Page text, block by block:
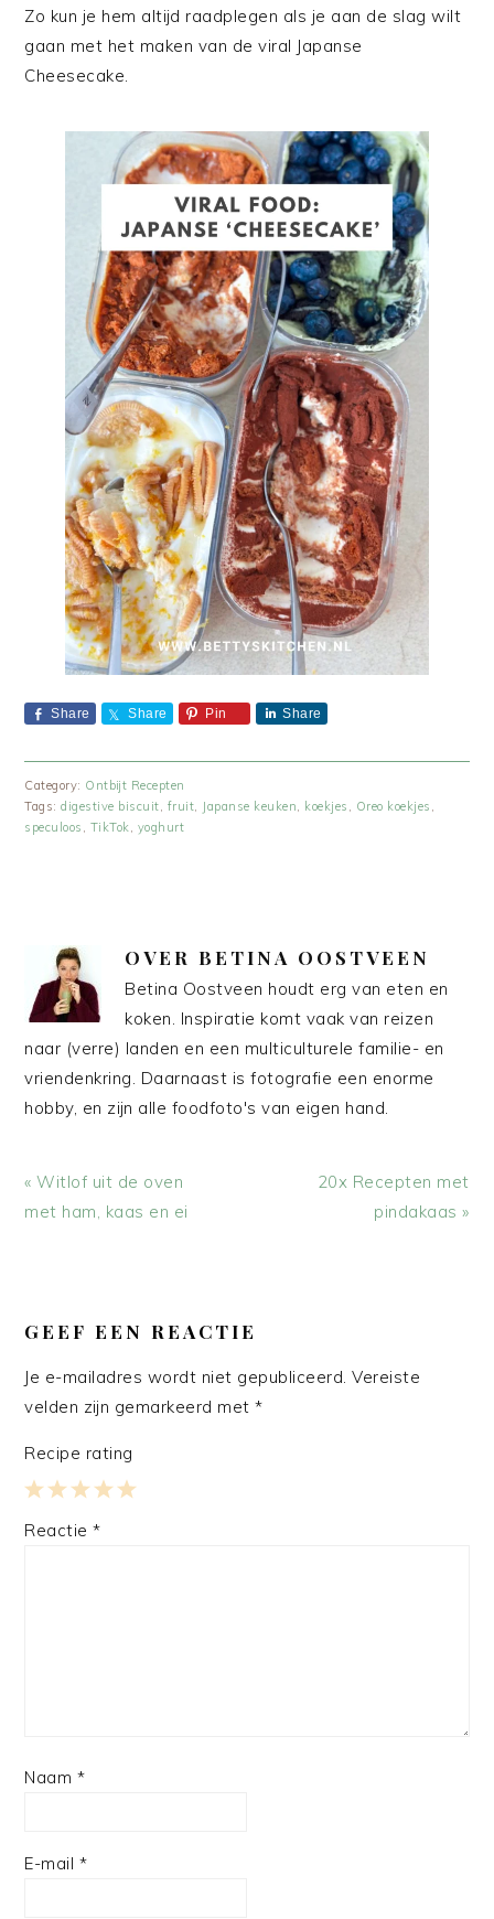
Zo kun je hem altijd raadplegen als je aan de slag wilt
gaan met het maken van de viral Japanse
Cheesecake.
Share Share Pin Share
Category: Ontbijt Recepten
Tags:digestive biscuit, fruit, Japanse keuken, koekjes , Oreo koekjes ,
speculoos , TikTok, yoghurt
OVER BETINA OOSTVEEN
Betina Oostveen houdt erg van eten en
koken. Inspiratie komt vaak van reizen
naar (verre) landen en een multiculturele familie- en
vriendenkring. Daarnaast is fotografie een enorme
hobby, en zijn alle foodfoto's van eigen hand.
Vorig
bericht:
« Witlof uit de oven
met ham, kaas en ei
Volgend
bericht:
20x Recepten met
pindakaas »
INTERACTIES
GEEF EEN REACTIE
Je e-mailadres wordt niet gepubliceerd. Vereiste
velden zijn gemarkeerd met*
Recipe rating
4
3
2
1
Reactie*
Naam *
E-mail *